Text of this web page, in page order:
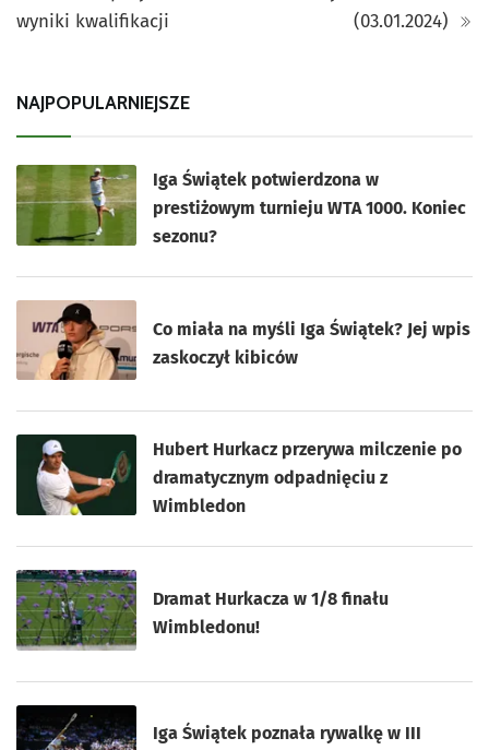
wyniki kwalifikacji
(03.01.2024)
NAJPOPULARNIEJSZE
Iga Świątek potwierdzona w
prestiżowym turnieju WTA 1000. Koniec
sezonu?
Co miała na myśli Iga Świątek? Jej wpis
zaskoczył kibiców
Hubert Hurkacz przerywa milczenie po
dramatycznym odpadnięciu z
Wimbledon
Dramat Hurkacza w 1/8 finału
Wimbledonu!
Iga Świątek poznała rywalkę w III